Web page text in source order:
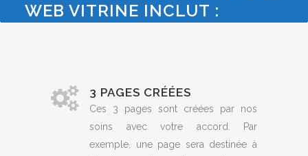
WEB VITRINE INCLUT :
3 PAGES CRÉÉES
Ces 3 pages sont créées par nos
soins avec votre accord. Par
exemple, une page sera destinée à